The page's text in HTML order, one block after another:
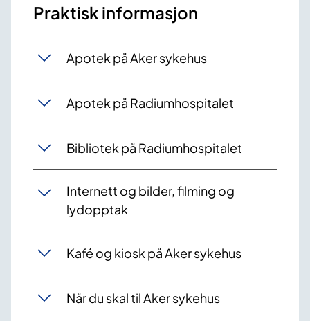
Praktisk informasjon
Apotek på Aker sykehus
Apotek på Radiumhospitalet
Bibliotek på Radiumhospitalet
Internett og bilder, filming og
lydopptak
Kafé og kiosk på Aker sykehus
Når du skal til Aker sykehus